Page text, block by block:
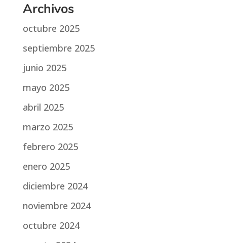
Archivos
octubre 2025
septiembre 2025
junio 2025
mayo 2025
abril 2025
marzo 2025
febrero 2025
enero 2025
diciembre 2024
noviembre 2024
octubre 2024